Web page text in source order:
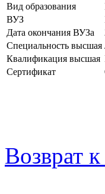
Вид образования
ВУЗ
Дата окончания ВУЗа
Специальность высшая
Квалификация высшая
Сертификат
Возврат